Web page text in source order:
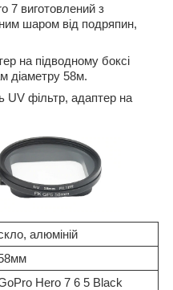
7 виготовлений з
шаром від подряпин,
на підводному боксі
діаметру 58м.
UV фільтр, адаптер на
алюміній
Hero 7 6 5 Black